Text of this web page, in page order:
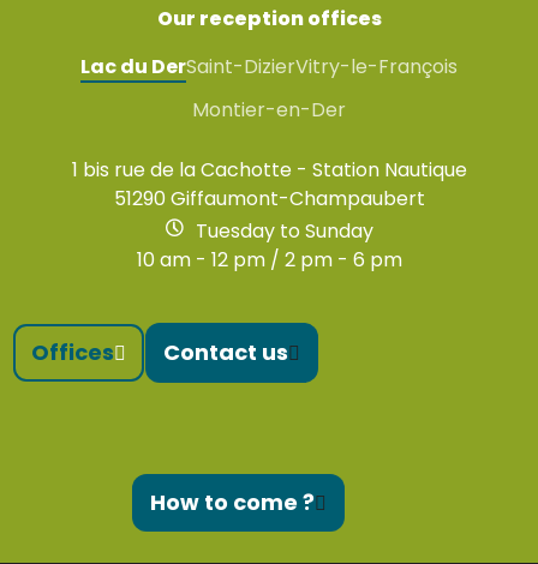
Our reception offices
Lac du DerSaint-DizierVitry-le-François
Montier-en-Der
1 bis rue de la Cachotte - Station Nautique
51290 Giffaumont-Champaubert
Tuesday to Sunday
10 am - 12 pm / 2 pm - 6 pm
Offices Contact us
How to come ?